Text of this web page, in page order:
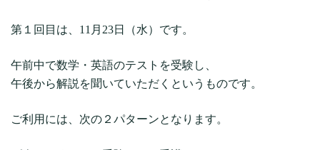
第１回目は、11月23日（水）です。
午前中で数学・英語のテストを受験し、
午後から解説を聞いていただくというものです。
ご利用には、次の２パターンとなります。